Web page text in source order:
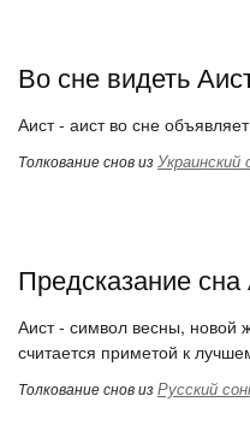
Во сне видеть
Аист - аист во сне
Толкование снов изУкраинский
Предсказание сна
Аист - символ весны, новой
считается приметой к
Толкование снов изРусский